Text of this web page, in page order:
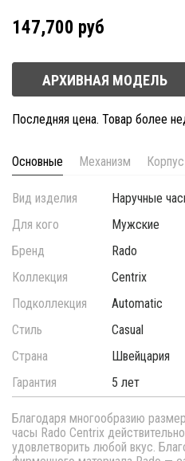
147,700 руб
АРХИВНАЯ МОДЕЛЬ
Последняя цена. Товар более
Основные Механизм Корпус
Вид изделия
Наручные
Для кого
Мужские
Бренд
Rado
Коллекция
Centrix
Подколлекция
Automatic
Стиль
Casual
Страна
Швейцария
Гарантия
5 лет
Благодаря многообразию
часы Rado Centrix
удовлетворить любой вкус.